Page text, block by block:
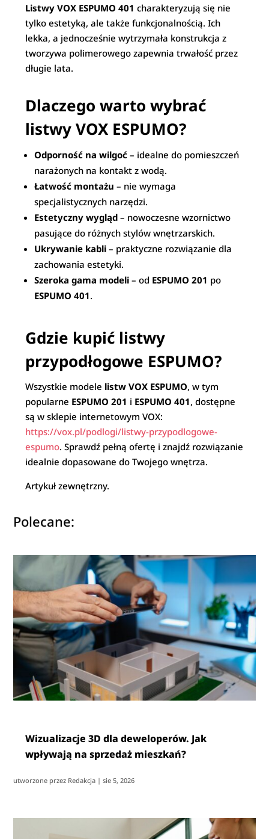
Listwy VOX ESPUMO 401 charakteryzują się nie
tylko estetyką, ale także funkcjonalnością. Ich
lekka, a jednocześnie wytrzymała konstrukcja z
tworzywa polimerowego zapewnia trwałość przez
długie lata.
Dlaczego warto wybrać
listwy VOX ESPUMO?
Odporność na wilgoć – idealne do pomieszczeń
narażonych na kontakt z wodą.
Łatwość montażu – nie wymaga
specjalistycznych narzędzi.
Estetyczny wygląd – nowoczesne wzornictwo
pasujące do różnych stylów wnętrzarskich.
Ukrywanie kabli – praktyczne rozwiązanie dla
zachowania estetyki.
Szeroka gama modeli – od ESPUMO 201 po
ESPUMO 401.
Gdzie kupić listwy
przypodłogowe ESPUMO?
Wszystkie modele listw VOX ESPUMO, w tym
popularne ESPUMO 201 i ESPUMO 401, dostępne
są w sklepie internetowym VOX:
https://vox.pl/podlogi/listwy-przypodlogowe-
espumo. Sprawdź pełną ofertę i znajdź rozwiązanie
idealnie dopasowane do Twojego wnętrza.
Artykuł zewnętrzny.
Polecane:
Wizualizacje 3D dla deweloperów. Jak
wpływają na sprzedaż mieszkań?
utworzone przez Redakcja |sie 5, 2026